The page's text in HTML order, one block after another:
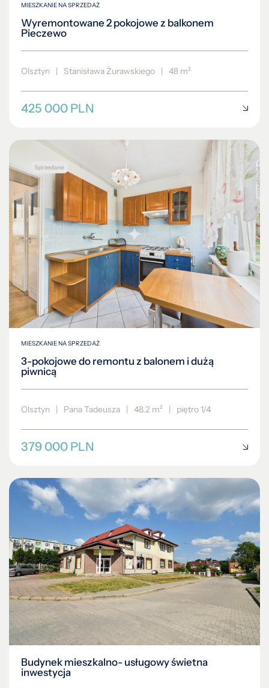
MIESZKANIE NA SPRZEDAŻ
Wyremontowane 2 pokojowe z balkonem
Pieczewo
Olsztyn | Stanisława Żurawskiego | 48 m²
425 000 PLN
MIESZKANIE NA SPRZEDAŻ
3-pokojowe do remontu z balonem i dużą
piwnicą
Olsztyn Pana Tadeusza 48.2 m² piętro 1/4
379 000 PLN
Budynek mieszkalno- usługowy świetna
inwestycja